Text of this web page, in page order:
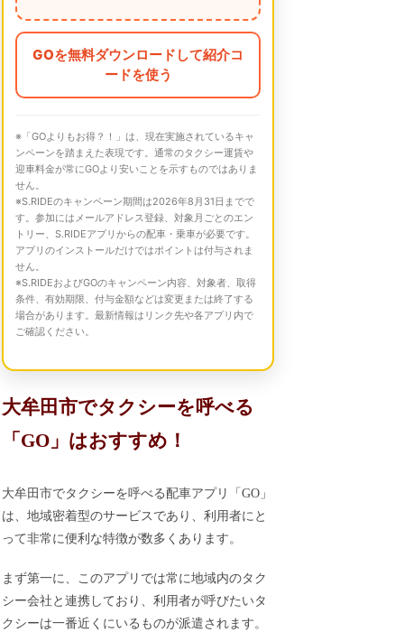
GOを無料ダウンロードして紹介コ
ードを使う
※「GOよりもお得？！」は、現在実施されているキャ
ンペーンを踏まえた表現です。通常のタクシー運賃や
迎車料金が常にGOより安いことを示すものではありま
せん。
※S.RIDEのキャンペーン期間は2026年8月31日までで
す。参加にはメールアドレス登録、対象月ごとのエン
トリー、S.RIDEアプリからの配車・乗車が必要です。
アプリのインストールだけではポイントは付与されま
せん。
※S.RIDEおよびGOのキャンペーン内容、対象者、取得
条件、有効期限、付与金額などは変更または終了する
場合があります。最新情報はリンク先や各アプリ内で
ご確認ください。
大牟田市でタクシーを呼べる
「GO」はおすすめ！
大牟田市でタクシーを呼べる配車アプリ「GO」
は、地域密着型のサービスであり、利用者にと
って非常に便利な特徴が数多くあります。
まず第一に、このアプリでは常に地域内のタク
シー会社と連携しており、利用者が呼びたいタ
クシーは一番近くにいるものが派遣されます。